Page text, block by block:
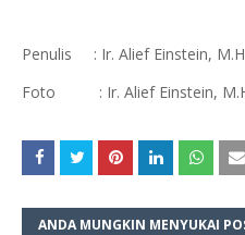
Penulis : Ir. Alief Einstein,
Foto : Ir. Alief Einstein,
ANDA MUNGKIN MENYUKAI